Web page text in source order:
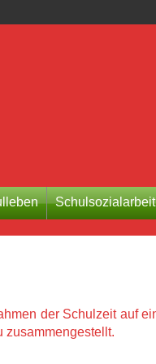
Schulsozialarbeit
der Schulzeit auf
zusammengestellt.